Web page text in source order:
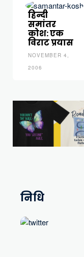
हिन्दी
समांतर
कोश: एक
विराट प्रयास
NOVEMBER 4,
2006
निधि